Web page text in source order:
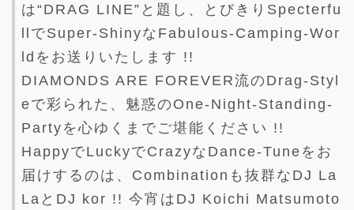
は“DRAG LINE”と題し、とびきりSpecterfu
llでSuper-ShinyなFabulous-Camping-Wor
ldをお送りいたします !!
DIAMONDS ARE FOREVER流のDrag-Styl
eで彩られた、魅惑のOne-Night-Standing-
Partyを心ゆくまでご堪能ください !!
HappyでLuckyでCrazyなDance-Tuneをお
届けするのは、Combinationも抜群なDJ La
LaとDJ kor !! 今宵はDJ Koichi Matsumoto